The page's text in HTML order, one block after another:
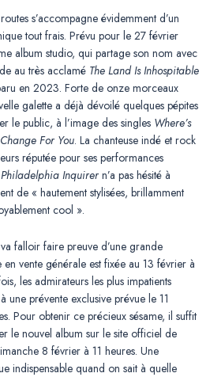
s’accompagne évidemment d’un
tout frais. Prévu pour le 27 février
album studio, qui partage son nom avec
au très acclamé The Land Is Inhospitable
en 2023. Forte de onze morceaux
galette a déjà dévoilé quelques pépites
le public, à l’image des singles Where’s
For You. La chanteuse indé et rock
réputée pour ses performances
Philadelphia Inquirer n’a pas hésité à
de « hautement stylisées, brillamment
cool ».
falloir faire preuve d’une grande
en vente générale est fixée au 13 février à
les admirateurs les plus impatients
une prévente exclusive prévue le 11
Pour obtenir ce précieux sésame, il suffit
le nouvel album sur le site officiel de
8 février à 11 heures. Une
indispensable quand on sait à quelle